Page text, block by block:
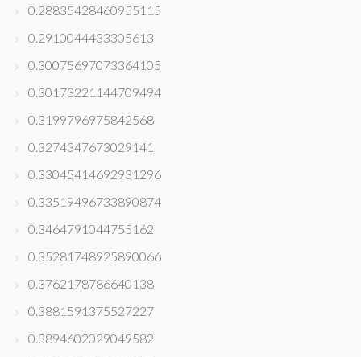
0.28835428460955115
0.2910044433305613
0.30075697073364105
0.30173221144709494
0.3199796975842568
0.3274347673029141
0.33045414692931296
0.33519496733890874
0.3464791044755162
0.35281748925890066
0.3762178786640138
0.3881591375527227
0.3894602029049582